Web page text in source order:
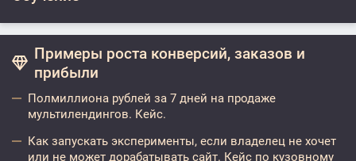
Примеры роста конверсий, заказов и
прибыли
Полмиллиона рублей за 7 дней на продаже
мультилендингов. Кейс.
Как запускать эксперименты, если владелец не хочет
или не может дорабатывать сайт. Кейс по кузовному